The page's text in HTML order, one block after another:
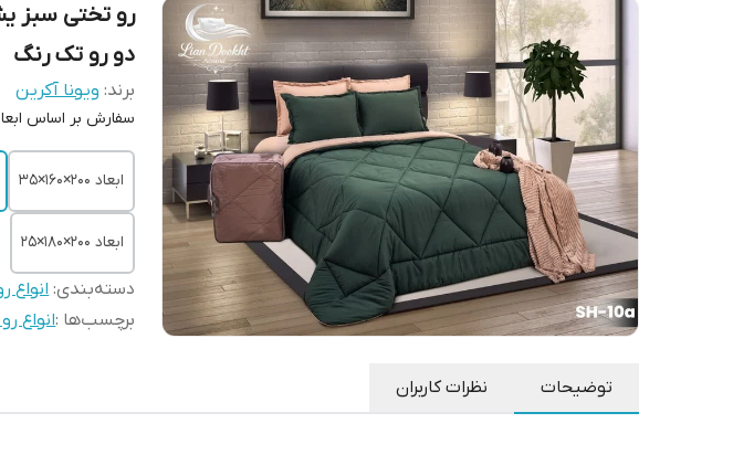
دو رو تک رنگ
برند: ویونا آکرین
سفارش بر اساس
ابعاد 200×۱۶۰×35
ابعاد 200×۱8۰×25
دسته‌بندی:
برچسب‌ها :انواع
توضیحات نظرات کاربران